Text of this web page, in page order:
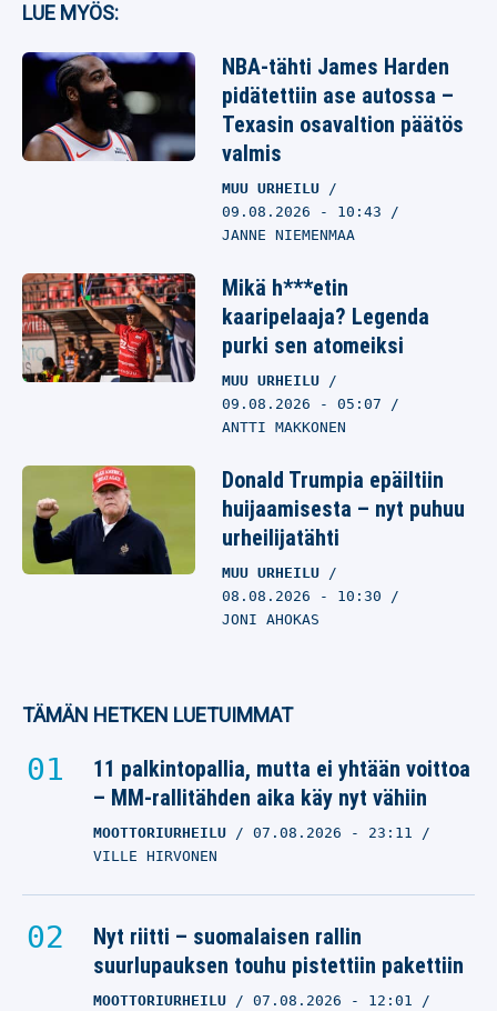
LUE MYÖS:
NBA-tähti James Harden
pidätettiin ase autossa –
Texasin osavaltion päätös
valmis
MUU URHEILU
09.08.2026 - 10:43
JANNE NIEMENMAA
Mikä h***etin
kaaripelaaja? Legenda
purki sen atomeiksi
MUU URHEILU
09.08.2026 - 05:07
ANTTI MAKKONEN
Donald Trumpia epäiltiin
huijaamisesta – nyt puhuu
urheilijatähti
MUU URHEILU
08.08.2026 - 10:30
JONI AHOKAS
TÄMÄN HETKEN LUETUIMMAT
11 palkintopallia, mutta ei yhtään voittoa
– MM-rallitähden aika käy nyt vähiin
MOOTTORIURHEILU 07.08.2026 - 23:11
VILLE HIRVONEN
Nyt riitti – suomalaisen rallin
suurlupauksen touhu pistettiin pakettiin
MOOTTORIURHEILU 07.08.2026 - 12:01